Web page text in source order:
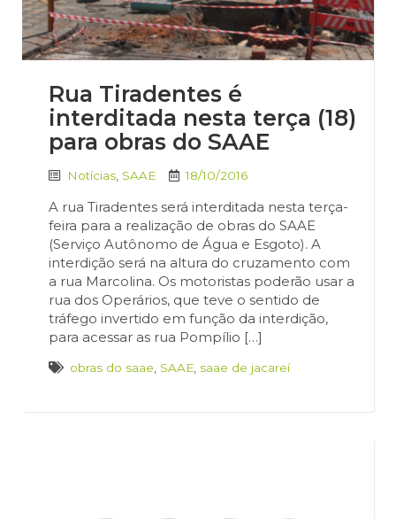
Rua Tiradentes é
interditada nesta terça (18)
para obras do SAAE
Notícias SAAE 18/10/2016
A rua Tiradentes será interditada nesta terça-
feira para a realização de obras do SAAE
(Serviço Autônomo de Água e Esgoto). A
interdição será na altura do cruzamento com
a rua Marcolina. Os motoristas poderão usar a
rua dos Operários, que teve o sentido de
tráfego invertido em função da interdição,
para acessar as rua Pompílio […]
obras do saae SAAE saae de jacareí